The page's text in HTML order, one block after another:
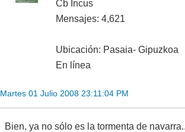
Cb Incus
Mensajes: 4,621
Ubicación: Pasaia- Gipuzkoa
En línea
Martes 01 Julio 2008 23:11:04 PM
Bien, ya no sólo es la tormenta de